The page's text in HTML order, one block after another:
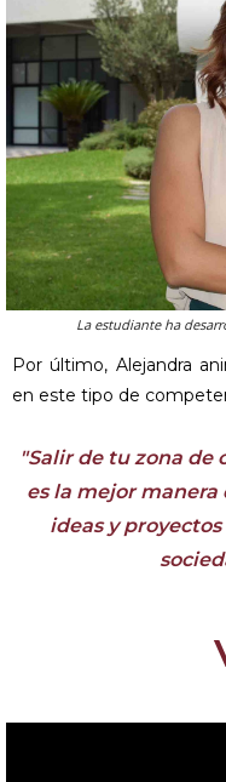
La estudiante ha
Por último, Alejandra
en este tipo de
"Salir de tu zona de
es la mejor
ideas y